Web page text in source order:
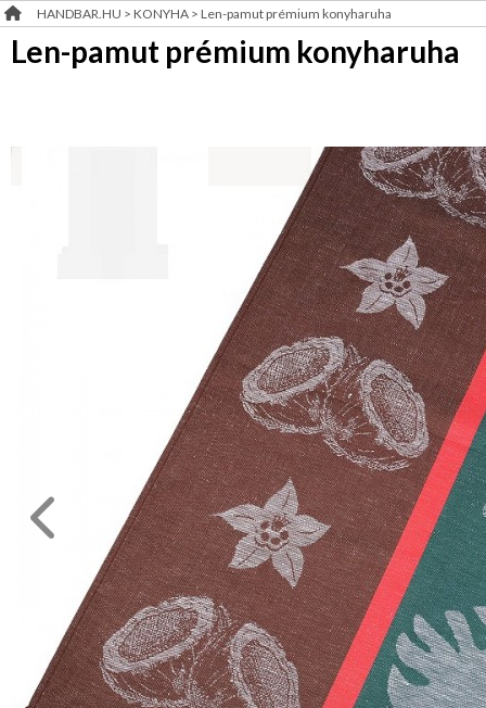
RENDEZVÉNY
DEKORÁCIÓ
FÜRDŐSZOBA
Környezettudatos
termékek
HANDBAR.HU > KONYHA > Len-pamut prémium konyharuha
Len-pamut prémium konyharuha